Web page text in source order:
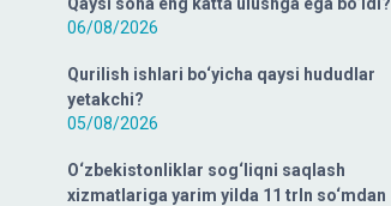
06/08/2026
Qurilish ishlari bo‘yicha qaysi hududlar
yetakchi?
05/08/2026
O‘zbekistonliklar sog‘liqni saqlash
xizmatlariga yarim yilda 11 trln so‘mdan